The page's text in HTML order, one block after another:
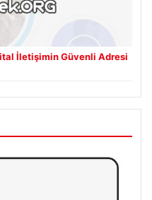
İletişimin Güvenli Adresi